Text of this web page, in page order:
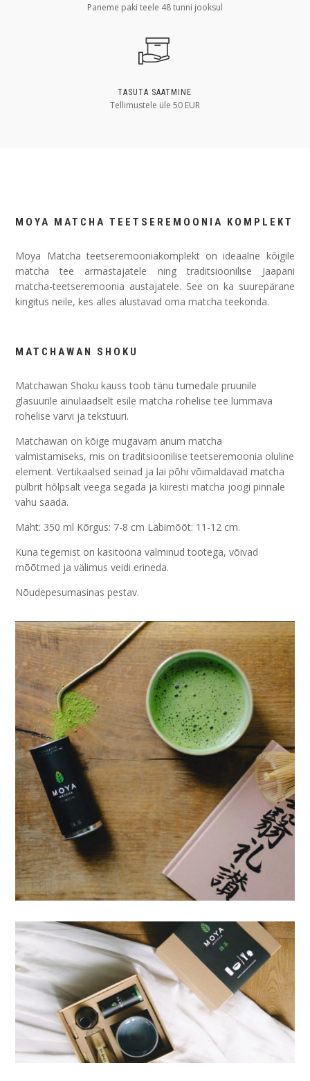
Paneme paki teele 48 tunni jooksul
TASUTA SAATMINE
Tellimustele üle 50 EUR
MOYA MATCHA TEETSEREMOONIA KOMPLEKT
Moya Matcha teetseremooniakomplekt on ideaalne kõigile
matcha tee armastajatele ning traditsioonilise Jaapani
matcha-teetseremoonia austajatele. See on ka suurepärane
kingitus neile, kes alles alustavad oma matcha teekonda.
MATCHAWAN SHOKU
Matchawan Shoku kauss toob tänu tumedale pruunile
glasuurile ainulaadselt esile matcha rohelise tee lummava
rohelise värvi ja tekstuuri.
Matchawan on kõige mugavam anum matcha
valmistamiseks, mis on traditsioonilise teetseremoonia oluline
element. Vertikaalsed seinad ja lai põhi võimaldavad matcha
pulbrit hõlpsalt veega segada ja kiiresti matcha joogi pinnale
vahu saada.
Maht: 350 ml Kõrgus: 7-8 cm Läbimõõt: 11-12 cm.
Kuna tegemist on käsitööna valminud tootega, võivad
mõõtmed ja välimus veidi erineda.
Nõudepesumasinas pestav.